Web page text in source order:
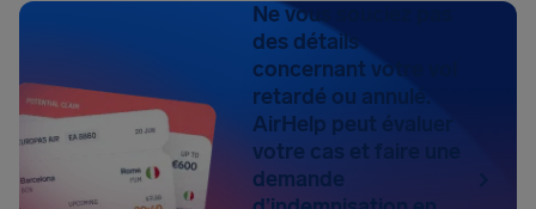
Ne vous souciez pas
des détails
concernant votre vol
retardé ou annulé.
AirHelp peut évaluer
votre cas et faire une
demande